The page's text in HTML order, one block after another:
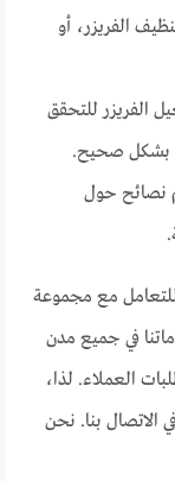
الفريزر، أو
الفريزر للتحقق
بشكل صحيح.
نصائح حول
للتعامل مع مجموعة
في جميع مدن
العملاء. لذا،
الاتصال بنا. نحن